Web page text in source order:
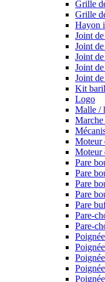
Grille
Grille
Hayon
Joint
Joint
Joint
Joint
Joint
Kit
Logo
Malle /
Marche
Moteur
Moteur
Pare
Pare
Pare
Pare
Pare
Pare-
Pare-